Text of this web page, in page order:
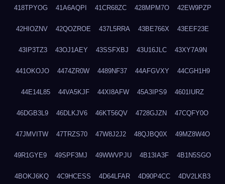
418TPYOG 41A6AQPI 41CR68ZC 428MPM7O 42EW9PZP
42HIOZNV 42QOZROE 437L5RRA 43BE766X 43EEF23E
43IP3TZ3 43OJ1AEY 43SSFXBJ 43U16JLC 43XY7A9N
441OKOJO 4474ZR0W 4489NF37 44AFGVXY 44CGH1H9
44E14L85 44VA5KJF 44XI8AFW 45A3IPS9 4601IURZ
46DGB3L9 46DLKJV6 46KT56QV 4728GJZN 47CQFY0O
47JMVITW 47TRZS70 47W8J2J2 48QJBQ0X 49MZ8W4O
49R1GYE9 49SPF3MJ 49WWVPJU 4B13IA3F 4B1N5SGO
4BOKJ6KQ 4C9HCESS 4D64LFAR 4D90P4CC 4DV2LKB3